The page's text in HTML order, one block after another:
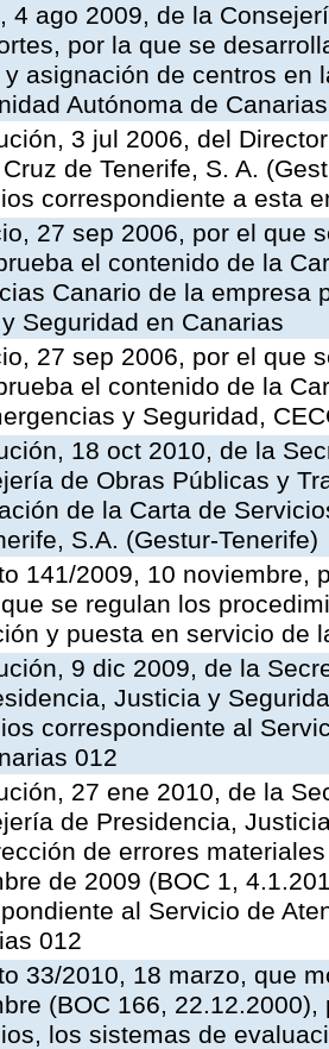
4 ago 2009, de la
por la que se
asignación de centros en
Autónoma de Canarias
3 jul 2006, del
de Tenerife, S. A.
correspondiente a esta
27 sep 2006, por el que
el contenido de la
Canario de la empresa
Seguridad en Canarias
27 sep 2006, por el que
el contenido de la
y Seguridad,
18 oct 2010, de la
de Obras Públicas y
de la Carta de
S.A. (Gestur-Tenerife)
141/2009, 10 noviembre,
se regulan los
y puesta en servicio de
9 dic 2009, de la
Justicia y
correspondiente al
012
27 ene 2010, de la
de Presidencia,
de errores
de 2009 (BOC 1,
al Servicio de
012
33/2010, 18 marzo, que
(BOC 166,
los sistemas de